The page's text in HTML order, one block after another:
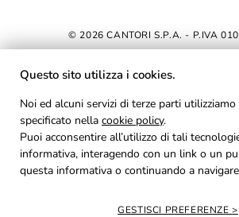
© 2026 CANTORI S.P.A. - P.IVA
DICHIARAZIONE DI
AREA RISERVATA
PRIVACY
COOKIES
Questo sito utilizza i cookies.
Noi ed alcuni servizi di terze parti
specificato nella cookie policy.
Puoi acconsentire all’utilizzo di tali
informativa, interagendo con un link o un
questa informativa o continuando a
GESTISCI PREFERENZE